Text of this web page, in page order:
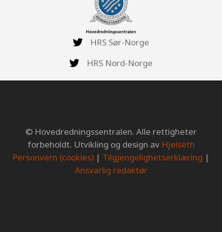
HRS Sør-Norge
HRS Nord-Norge
© Hovedredningssentralen. Alle rettigheter
forbeholdt. Utvikling og design av Hjelseth
Personvern (cookies) | Tilgjengelighetserklæring |
Ansvarlig redaktør